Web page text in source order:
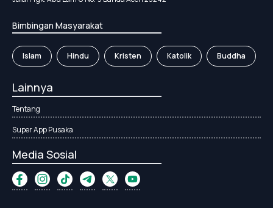
Bimbingan Masyarakat
Islam Hindu Kristen Katolik Buddha
Lainnya
Tentang
Super App Pusaka
Media Sosial